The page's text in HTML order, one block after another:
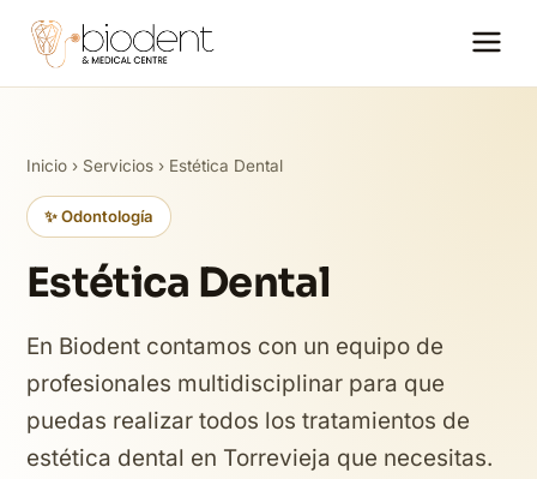
Inicio › Servicios › Estética Dental
✨ Odontología
Estética Dental
En Biodent contamos con un equipo de
profesionales multidisciplinar para que
puedas realizar todos los tratamientos de
estética dental en Torrevieja que necesitas.